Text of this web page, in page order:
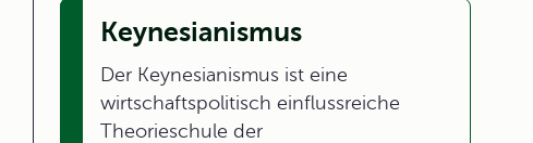
Keynesianismus
Der Keynesianismus ist eine
wirtschaftspolitisch einflussreiche
Theorieschule der